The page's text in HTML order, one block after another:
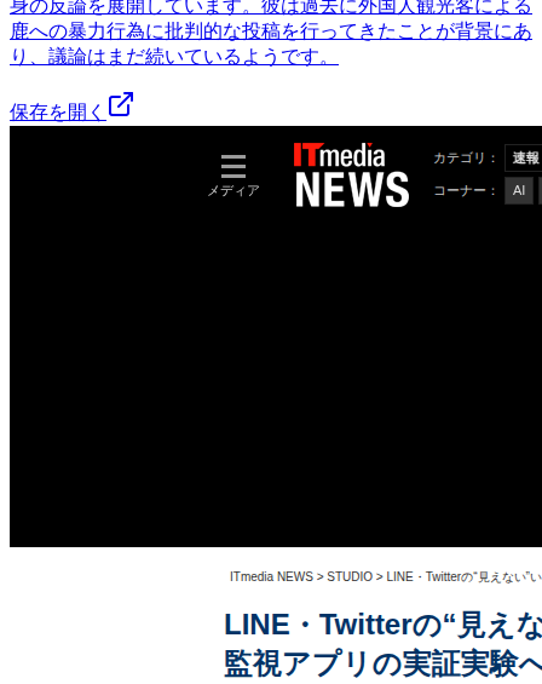
身の反論を展開しています。彼は過去に外国人観光客による
鹿への暴力行為に批判的な投稿を行ってきたことが背景にあ
り、議論はまだ続いているようです。
保存を開く